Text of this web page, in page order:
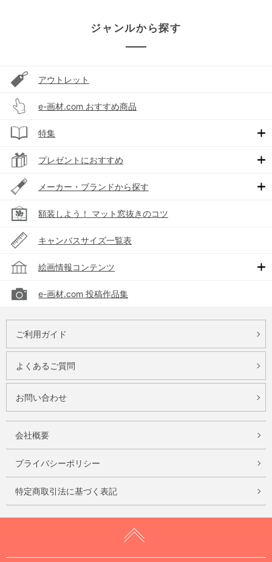
ジャンルから探す
アウトレット
e-画材.com おすすめ商品
特集
プレゼントにおすすめ
メーカー・ブランドから探す
額装しよう！ マット窓抜きのコツ
キャンバスサイズ一覧表
絵画情報コンテンツ
e-画材.com 投稿作品集
ご利用ガイド
よくあるご質問
お問い合わせ
会社概要
プライバシーポリシー
特定商取引法に基づく表記